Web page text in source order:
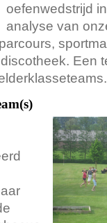
oefenwedstrijd
analyse van
Een